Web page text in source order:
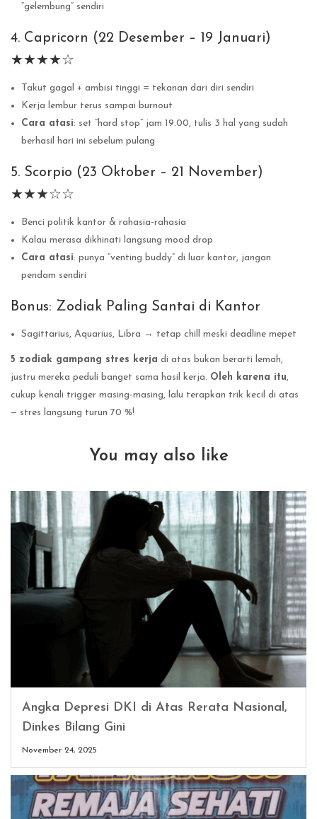
“gelembung” sendiri
4. Capricorn (22 Desember – 19 Januari)
★★★★☆
Takut gagal + ambisi tinggi = tekanan dari diri sendiri
Kerja lembur terus sampai burnout
Cara atasi: set “hard stop” jam 19.00, tulis 3 hal yang sudah
berhasil hari ini sebelum pulang
5. Scorpio (23 Oktober – 21 November)
★★★☆☆
Benci politik kantor & rahasia-rahasia
Kalau merasa dikhinati langsung mood drop
Cara atasi: punya “venting buddy” di luar kantor, jangan
pendam sendiri
Bonus: Zodiak Paling Santai di Kantor
Sagittarius, Aquarius, Libra → tetap chill meski deadline mepet
5 zodiak gampang stres kerja di atas bukan berarti lemah,
justru mereka peduli banget sama hasil kerja. Oleh karena itu,
cukup kenali trigger masing-masing, lalu terapkan trik kecil di atas
— stres langsung turun 70 %!
You may also like
Angka Depresi DKI di Atas Rerata Nasional,
Dinkes Bilang Gini
November 24, 2025